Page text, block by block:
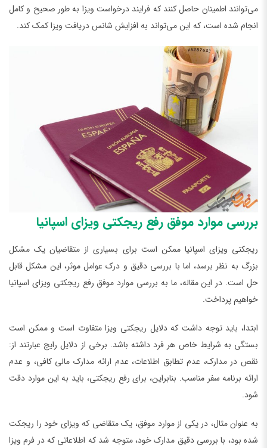
می‌توانند اطمینان حاصل کنند که فرایند درخواست ویزا به طور صحیح و کامل
انجام شده است، که این می‌تواند به افزایش شانس دریافت ویزا کمک کند.
بررسی موارد موفق رفع ریجکتی ویزای اسپانیا
ریجکتی ویزای اسپانیا ممکن است برای بسیاری از متقاضیان یک مشکل
بزرگ به نظر برسد، اما با بررسی دقیق و درک عوامل موثر، این مشکل قابل
حل است. در این مقاله، ما به بررسی موارد موفق رفع ریجکتی ویزای اسپانیا
خواهیم پرداخت.
ابتدا، باید توجه داشت که دلایل ریجکتی ویزا متفاوت است و ممکن است
بستگی به شرایط خاص هر فرد داشته باشد. برخی از دلایل رایج عبارتند از:
نقص در مدارک، عدم تطابق اطلاعات، عدم ارائه مدارک مالی کافی، و عدم
ارائه برنامه سفر مناسب. بنابراین، برای رفع ریجکتی، باید به این موارد دقت
شود.
به عنوان مثال، در یکی از موارد موفق، یک متقاضی که ویزای خود را ریجکت
شده بود، با بررسی دقیق مدارک خود، متوجه شد که اطلاعاتی که در فرم ویزا